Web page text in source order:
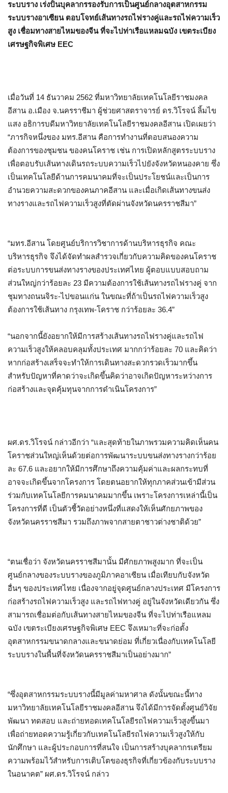
ระบบราง เร่งปั้นบุคลากรรองรับการเป็นศูนย์กลางอุตสาหกรรม
ระบบรางอาเซียน ตอบโจทย์เส้นทางรถไฟรางคู่และรถไฟความเร็ว
สูง เชื่อมทางสายไหมของจีน ที่จะไปท่าเรือแหลมฉบัง เขตระเบียง
เศรษฐกิจพิเศษ EEC
เมื่อวันที่ 14 ธันวาคม 2562 ที่มหาวิทยาลัยเทคโนโลยีราชมงคล
อีสาน อ.เมือง จ.นครราชีมา ผู้ช่วยศาสตราจารย์ ดร.วิโรจน์ ลิ้มไข
แสง อธิการบดีมหาวิทยาลัยเทคโนโลยีราชมงคลอีสาน เปิดเผยว่า
“ภารกิจหนึ่งของ มทร.อีสาน คือการทำงานที่ตอบสนองความ
ต้องการของชุมชน ของคนโคราช เช่น การเปิดหลักสูตรระบบราง
เพื่อตอบรับเส้นทางเดินรถระบบความเร็วไปยังจังหวัดหนองคาย ซึ่ง
เป็นเทคโนโลยีด้านการคมนาคมที่จะเป็นประโยชน์และเป็นการ
อำนวยความสะดวกของคนภาคอีสาน และเมื่อเกิดเส้นทางขนส่ง
ทางรางและรถไฟความเร็วสูงที่ตัดผ่านจังหวัดนครราชสีมา”
“มทร.อีสาน โดยศูนย์บริการวิชาการด้านบริหารธุรกิจ คณะ
บริหารธุรกิจ จึงได้จัดทำผลสำรวจเกี่ยวกับความคิดของคนโคราช
ต่อระบบการขนส่งทางรางของประเทศไทย ผู้ตอบแบบสอบถาม
ส่วนใหญ่กว่าร้อยละ 23 มีความต้องการใช้เส้นทางรถไฟรางคู่ จาก
ชุมทางถนนจิระ-ไปขอนแก่น ในขณะที่ถ้าเป็นรถไฟความเร็วสูง
ต้องการใช้เส้นทาง กรุงเทพ-โคราช กว่าร้อยละ 36.4”
“นอกจากนี้ยังอยากให้มีการสร้างเส้นทางรถไฟรางคู่และรถไฟ
ความเร็วสูงให้คลอบคลุมทั้งประเทศ มากกว่าร้อยละ 70 และคิดว่า
หากก่อสร้างเสร็จจะทำให้การเดินทางสะดวกรวดเร็วมากขึ้น
สำหรับปัญหาที่คาดว่าจะเกิดขึ้นคิดว่าอาจเกิดปัญหาระหว่างการ
ก่อสร้างและจุดคุ้มทุนจากการดำเนินโครงการ”
ผศ.ดร.วิโรจน์ กล่าวอีกว่า “และสุดท้ายในภาพรวมความคิดเห็นคน
โคราชส่วนใหญ่เห็นด้วยต่อการพัฒนาระบบขนส่งทางรางกว่าร้อย
ละ 67.6 และอยากให้มีการศึกษาถึงความคุ้มค่าและผลกระทบที่
อาจจะเกิดขึ้นจากโครงการ โดยตนอยากให้ทุกภาคส่วนเข้ามีส่วน
ร่วมกับเทคโนโลยีการคมนาคมมากขึ้น เพราะโครงการเหล่านี้เป็น
โครงการที่ดี เป็นตัวชี้วัดอย่างหนึ่งที่แสดงให้เห็นศักยภาพของ
จังหวัดนครราชสีมา รวมถึงภาพจากสายตาชาวต่างชาติด้วย”
“ตนเชื่อว่า จังหวัดนครราชสีมานั้น มีศักยภาพสูงมาก ที่จะเป็น
ศูนย์กลางของระบบรางของภูมิภาคอาเซียน เมื่อเทียบกับจังหวัด
อื่นๆ ของประเทศไทย เนื่องจากอยู่จุดศูนย์กลางประเทศ มีโครงการ
ก่อสร้างรถไฟความเร็วสูง และรถไฟทางคู่ อยู่ในจังหวัดเดียวกัน ซึ่ง
สามารถเชื่อมต่อกับเส้นทางสายไหมของจีน ที่จะไปท่าเรือแหลม
ฉบัง เขตระเบียงเศรษฐกิจพิเศษ EEC จึงเหมาะที่จะก่อตั้ง
อุตสาหกรรมขนาดกลางและขนาดย่อม ที่เกี่ยวเนื่องกับเทคโนโลยี
ระบบรางในพื้นที่จังหวัดนครราชสีมาเป็นอย่างมาก”
“ซึ่งอุตสาหกรรมระบบรางนี้มีมูลค่ามหาศาล ดังนั้นขณะนี้ทาง
มหาวิทยาลัยเทคโนโลยีราชมงคลอีสาน จึงได้มีการจัดตั้งศูนย์วิจัย
พัฒนา ทดสอบ และถ่ายทอดเทคโนโลยีรถไฟความเร็วสูงขึ้นมา
เพื่อถ่ายทอดความรู้เกี่ยวกับเทคโนโลยีรถไฟความเร็วสูงให้กับ
นักศึกษา และผู้ประกอบการที่สนใจ เป็นการสร้างบุคลากรเตรียม
ความพร้อมไว้สำหรับการเติบโตของธุรกิจที่เกี่ยวข้องกับระบบราง
ในอนาคต” ผศ.ดร.วิโรจน์ กล่าว